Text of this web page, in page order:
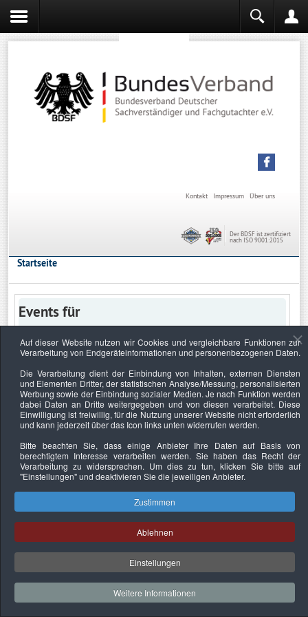
Über uns
Impressum
Kontakt
Der BDSF ist zertifiziert
nach ISO 9001:2015
Startseite
Events für
Keine Termine
Datenschutzerklärung Urheberrechtsnachweise Nachhaltigkeit
Copyright © 2026. Bundesverband Deutscher
Sachverständiger und Fachgutachter e.V..
Auf dieser Website nutzen wir Cookies und vergleichbare Funktionen zur
Verarbeitung von Endgeräteinformationen und personenbezogenen Daten.
Die Verarbeitung dient der Einbindung von Inhalten, externen Diensten
und Elementen Dritter, der statistischen Analyse/Messung, personalisierten
Werbung sowie der Einbindung sozialer Medien. Je nach Funktion werden
dabei Daten an Dritte weitergegeben und von diesen verarbeitet. Diese
Einwilligung ist freiwillig, für die Nutzung unserer Website nicht erforderlich
und kann jederzeit über das Icon links unten widerrufen werden.
Bitte beachten Sie, dass einige Anbieter Ihre Daten auf Basis von
berechtigtem Interesse verarbeiten werden. Sie haben das Recht der
Verarbeitung zu widersprechen. Um dies zu tun, klicken Sie bitte auf
"Einstellungen"und deaktivieren Sie die jeweiligen Anbieter.
Zustimmen
Ablehnen
Einstellungen
Weitere Informationen